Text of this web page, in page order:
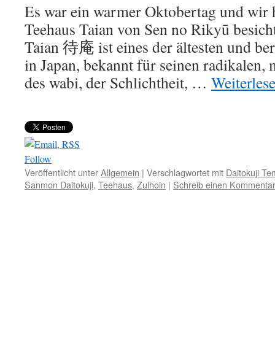
Es war ein warmer Oktobertag und wir
Teehaus Taian von Sen no Rikyū
Taian 待庵 ist eines der ältesten und
in Japan, bekannt für seinen
des wabi, der Schlichtheit, …
Follow
Veröffentlicht unterAllgemein | Verschlagwortet mit Daitokuji
Sanmon Daitokuji, Teehaus, Zuihoin | Schreib einen Kommentar